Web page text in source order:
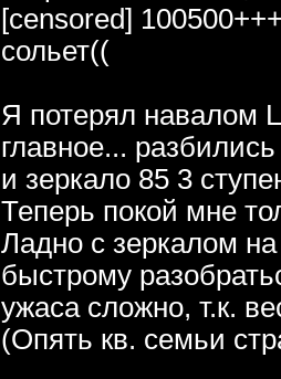
[censored]
сольет((
Я потерял навалом
главное...
и зеркало 85 3
Теперь покой мне
Ладно с зеркалом
быстрому
ужаса сложно, т.к.
(Опять кв. семьи